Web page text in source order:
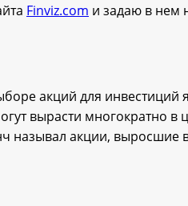
Finviz.com и задаю в нем
акций для инвестиций
вырасти многократно в
называл акции, выросшие